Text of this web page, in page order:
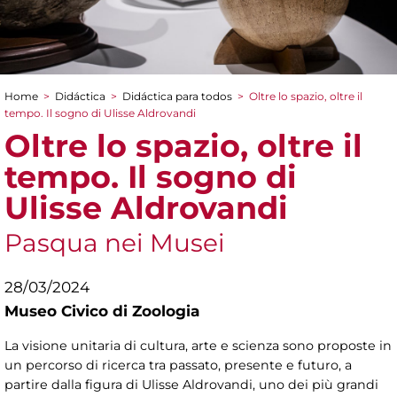
You are here
Home > Didáctica > Didáctica para todos > Oltre lo spazio, oltre il
tempo. Il sogno di Ulisse Aldrovandi
Oltre lo spazio, oltre il
tempo. Il sogno di
Ulisse Aldrovandi
Pasqua nei Musei
28/03/2024
Museo Civico di Zoologia
La visione unitaria di cultura, arte e scienza sono proposte in
un percorso di ricerca tra passato, presente e futuro, a
partire dalla figura di Ulisse Aldrovandi, uno dei più grandi